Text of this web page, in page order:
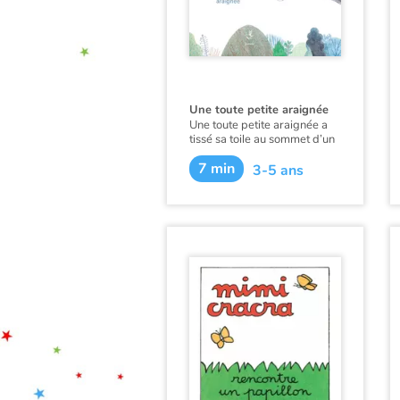
Une toute petite araignée
Une toute petite araignée a
tissé sa toile au sommet d’un
grand arbre et rêve de s’y
reposer. Mais le vent se
lève…
7 min 3-5 ans